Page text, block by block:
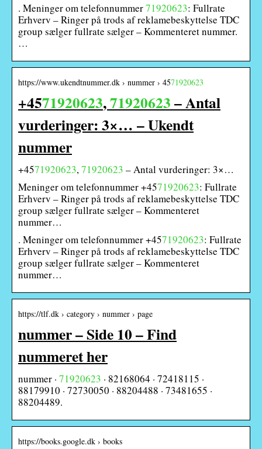
. Meninger om telefonnummer71920623: Fullrate
Erhverv – Ringer på trods af reklamebeskyttelse TDC
group sælger fullrate sælger – Kommenteret nummer.
…
https://www.ukendtnummer.dk › nummer › 4571920623
+4571920623,71920623– Antal
vurderinger: 3×… – Ukendt
nummer
+4571920623, 71920623 – Antal vurderinger: 3×…
Meninger om telefonnummer +4571920623: Fullrate
Erhverv – Ringer på trods af reklamebeskyttelse TDC
group sælger fullrate sælger – Kommenteret
nummer…
. Meninger om telefonnummer +4571920623: Fullrate
Erhverv – Ringer på trods af reklamebeskyttelse TDC
group sælger fullrate sælger – Kommenteret
nummer…
https://tlf.dk › category › nummer › page
nummer – Side 10 – Find
nummeret her
nummer · 71920623 · 82168064 · 72418115 ·
88179910 · 72730050 · 88204488 · 73481655 ·
88204489.
https://books.google.dk › books